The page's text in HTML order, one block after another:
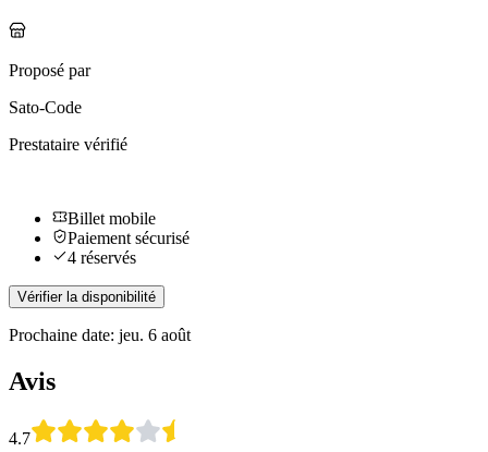
Proposé par
Sato-Code
Prestataire vérifié
Billet mobile
Paiement sécurisé
4 réservés
Vérifier la disponibilité
Prochaine date: jeu. 6 août
Avis
4.7